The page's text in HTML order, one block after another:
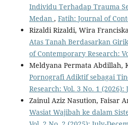
Individu Terhadap Trauma
Medan , Fatih: Journal of
Rizaldi Rizaldi, Wira
Atas Tanah Berdasarkan
of Contemporary Research:
Meldyana Permata Abdillah,
Pornografi Adiktif sebagai
Research: Vol. 3 No. 1 (2026):
Zainul Aziz Nasution, Faisar
Wasiat Wajibah ke dalam